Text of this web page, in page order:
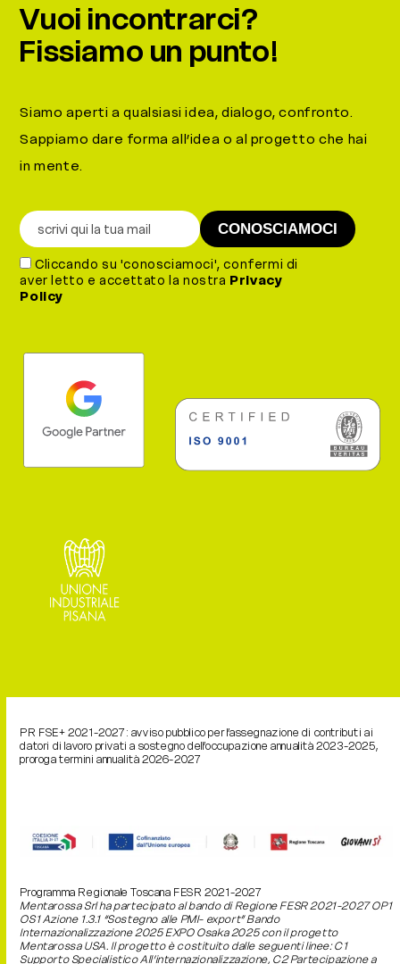
Vuoi incontrarci?
Fissiamo un punto!
Siamo aperti a qualsiasi idea, dialogo, confronto.
Sappiamo dare forma all’idea o al progetto che hai
in mente.
Cliccando su 'conosciamoci', confermi di
aver letto e accettato la nostra Privacy
Policy
PR FSE+ 2021-2027: avviso pubblico per l’assegnazione di contributi ai
datori di lavoro privati a sostegno dell’occupazione annualità 2023-2025,
proroga termini annualità 2026-2027
Programma Regionale Toscana FESR 2021-2027
Mentarossa Srl ha partecipato al bando di Regione FESR 2021-2027 OP1
OS1 Azione 1.3.1 “Sostegno alle PMI- export” Bando
Internazionalizzazione 2025 EXPO Osaka 2025 con il progetto
Mentarossa USA. Il progetto è costituito dalle seguenti linee: C1
Supporto Specialistico All’internazionalizzazione, C2 Partecipazione a